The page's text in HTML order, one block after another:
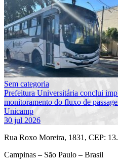
Sem categoria
Prefeitura Universitária conclui
monitoramento do fluxo de
Unicamp
30 jul 2026
Rua Roxo Moreira, 1831, CEP:
Campinas – São Paulo – Brasil